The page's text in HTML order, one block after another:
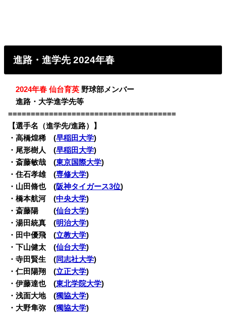
進路・進学先 2024年春
・2024年春 仙台育英 野球部メンバー
・進路・大学進学先等
=====================================
【選手名（進学先/進路）】
・高橋煌稀 (早稲田大学)
・尾形樹人 (早稲田大学)
・斎藤敏哉 (東京国際大学)
・住石孝雄 (専修大学)
・山田脩也 (阪神タイガース3位)
・橋本航河 (中央大学)
・斎藤陽 (仙台大学)
・湯田統真 (明治大学)
・田中優飛 (立教大学)
・下山健太 (仙台大学)
・寺田賢生 (同志社大学)
・仁田陽翔 (立正大学)
・伊藤達也 (東北学院大学)
・浅面大地 (獨協大学)
・大野隼弥 (獨協大学)